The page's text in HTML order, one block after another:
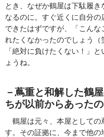
とき、なぜか鶴屋は下駄履
なるのに。すぐ近くに自分
できたはずですが、「こん
れたくなかったのでしょう（
「絶対に負けたくない！」
ょうね。
－蔦重と和解した鶴
ちが以前からあったの
鶴屋は元々、本屋としての
す。その証拠に、今まで他